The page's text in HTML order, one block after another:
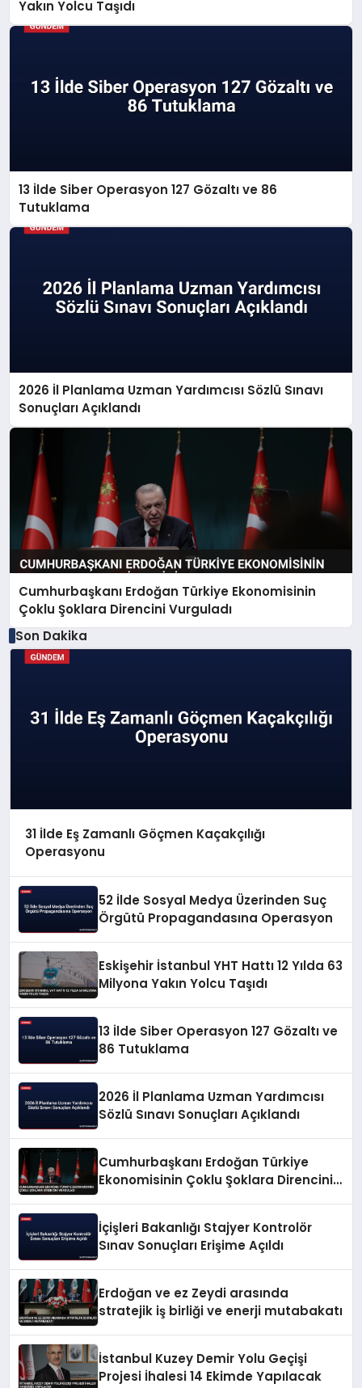
Yakın Yolcu Taşıdı
13 İlde Siber Operasyon 127 Gözaltı ve 86
Tutuklama
2026 İl Planlama Uzman Yardımcısı Sözlü Sınavı
Sonuçları Açıklandı
Cumhurbaşkanı Erdoğan Türkiye Ekonomisinin
Çoklu Şoklara Direncini Vurguladı
Son Dakika
31 İlde Eş Zamanlı Göçmen Kaçakçılığı
Operasyonu
52 İlde Sosyal Medya Üzerinden Suç
Örgütü Propagandasına Operasyon
Eskişehir İstanbul YHT Hattı 12 Yılda 63
Milyona Yakın Yolcu Taşıdı
13 İlde Siber Operasyon 127 Gözaltı ve
86 Tutuklama
2026 İl Planlama Uzman Yardımcısı
Sözlü Sınavı Sonuçları Açıklandı
Cumhurbaşkanı Erdoğan Türkiye
Ekonomisinin Çoklu Şoklara Direncini
İçişleri Bakanlığı Stajyer Kontrolör
Sınav Sonuçları Erişime Açıldı
Erdoğan ve ez Zeydi arasında
stratejik iş birliği ve enerji mutabakatı
İstanbul Kuzey Demir Yolu Geçişi
Projesi İhalesi 14 Ekimde Yapılacak